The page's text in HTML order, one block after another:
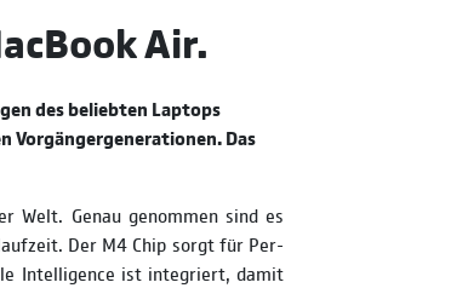
Air.
des beliebten Laptops
Vorgängergenerationen. Das
Welt. Genau genommen sind es
Der M4 Chip sorgt für Per­
Intelligence ist integriert, damit